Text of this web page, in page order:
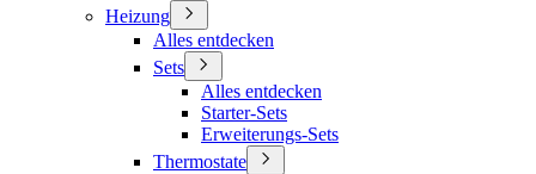
Heizung
Alles entdecken
Sets
Alles entdecken
Starter-Sets
Erweiterungs-Sets
Thermostate